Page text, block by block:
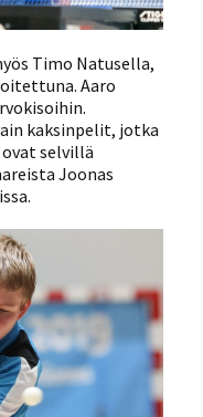
Timo Natusella,
Aaro
kaksinpelit, jotka
selvillä
Joonas